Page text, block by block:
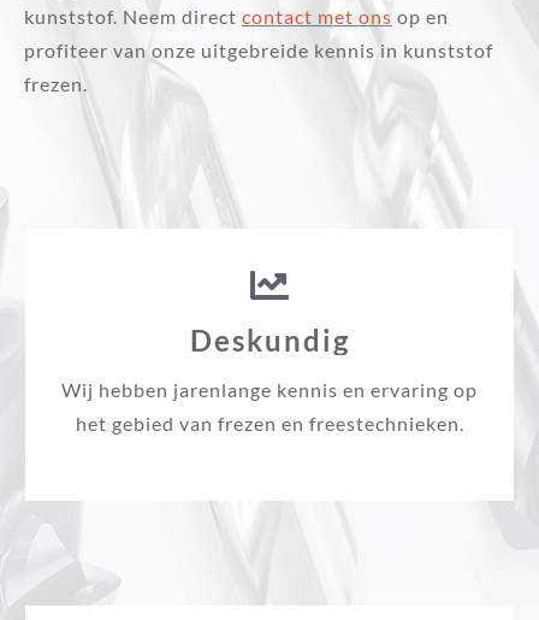
kunststof. Neem direct contact met ons op en
profiteer van onze uitgebreide kennis in kunststof
frezen.
Deskundig
Wij hebben jarenlange kennis en ervaring op
het gebied van frezen en freestechnieken.